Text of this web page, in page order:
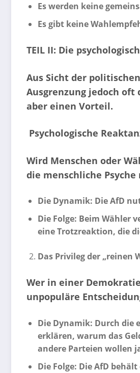
Es werden keine
Es gibt keine
TEIL II: Die
Aus Sicht der
Ausgrenzung jedoch oft
aber einen Vorteil.
Psychologische
Wird Menschen oder
die menschliche
Die Dynamik: Die AfD
Die Folge: Beim Wähler
eine Trotzreaktion, die
Das Privileg der „reinen
Wer in einer
unpopuläre
Die Dynamik: Durch die
erklären, warum das
andere Parteien wollen
Die Folge: Die AfD